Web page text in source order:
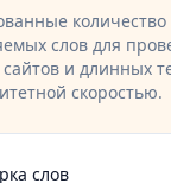
количество
слов для
и длинных
скоростью.
слов